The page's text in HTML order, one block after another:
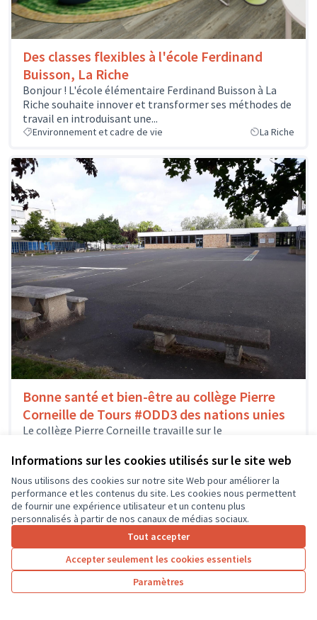
Informations sur les cookies utilisés sur le site web
Nous utilisons des cookies sur notre site Web pour améliorer la
performance et les contenus du site. Les cookies nous permettent
de fournir une expérience utilisateur et un contenu plus
personnalisés à partir de nos canaux de médias sociaux.
Tout accepter
Accepter seulement les cookies essentiels
Paramètres
Des classes flexibles à l'école Ferdinand
Buisson, La Riche
Bonjour ! L'école élémentaire Ferdinand Buisson à La
Riche souhaite innover et transformer ses méthodes de
travail en introduisant une...
Environnement et cadre de vie La Riche
Bonne santé et bien-être au collège Pierre
Corneille de Tours #ODD3 des nations unies
Le collège Pierre Corneille travaille sur le
lauréat 2 fois. Cela nous...
Résultats par page : 50
3 … 7